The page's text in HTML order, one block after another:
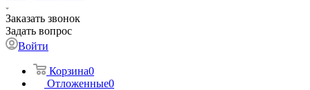
Заказать звонок
Задать вопрос
Войти
Корзина0
Отложенные0